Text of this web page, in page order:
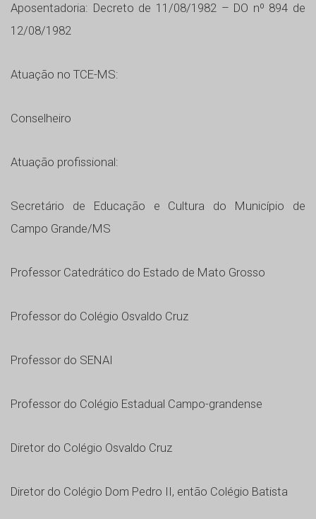
Aposentadoria: Decreto de 11/08/1982 – DO nº 894 de
12/08/1982
Atuação no TCE-MS:
Conselheiro
Atuação profissional:
Secretário de Educação e Cultura do Município de
Campo Grande/MS
Professor Catedrático do Estado de Mato Grosso
Professor do Colégio Osvaldo Cruz
Professor do SENAI
Professor do Colégio Estadual Campo-grandense
Diretor do Colégio Osvaldo Cruz
Diretor do Colégio Dom Pedro II, então Colégio Batista